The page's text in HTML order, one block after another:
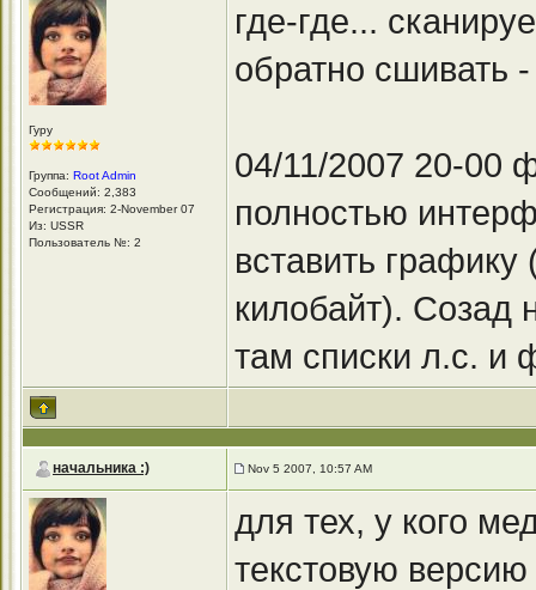
Гуру
Группа: Root Admin
Сообщений: 2,383
Регистрация: 2-November 07
Из: USSR
Пользователь №: 2
где-где...
обратно сшивать
04/11/2007 20-00
полностью
вставить
килобайт). Созад
там списки л.с. и
начальника :) Nov 5 2007, 10:57 AM
для тех, у кого
текстовую